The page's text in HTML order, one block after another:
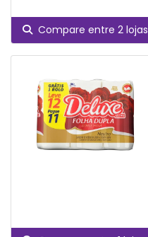
Compare entre 2 lojas